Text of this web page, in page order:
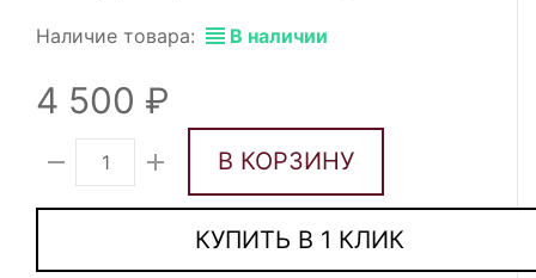
Наличие товара: В наличии
4 500
В КОРЗИНУ
КУПИТЬ В 1 КЛИК